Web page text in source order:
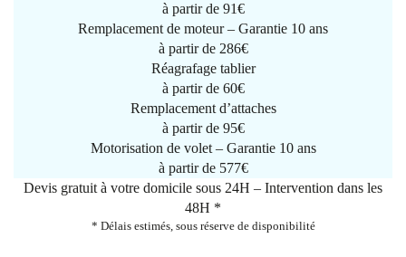
à partir de 91€
Remplacement de moteur – Garantie 10 ans
à partir de 286€
Réagrafage tablier
à partir de 60€
Remplacement d’attaches
à partir de 95€
Motorisation de volet – Garantie 10 ans
à partir de 577€
Devis gratuit à votre domicile sous 24H – Intervention dans les
48H *
* Délais estimés, sous réserve de disponibilité